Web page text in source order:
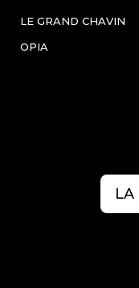
LE GRAND CHAVIN
OPIA
LA